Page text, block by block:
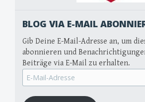
BLOG VIA E-MAIL
Gib Deine E-Mail-Adresse an, um
abonnieren und
Beiträge via E-Mail zu erhalten.
E-
Mail-
Adresse